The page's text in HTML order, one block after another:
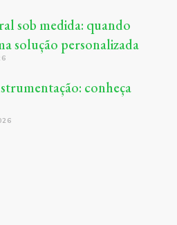
sob medida: quando
solução personalizada
conheça